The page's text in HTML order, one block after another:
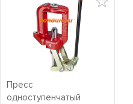
Пресс
одноступенчатый